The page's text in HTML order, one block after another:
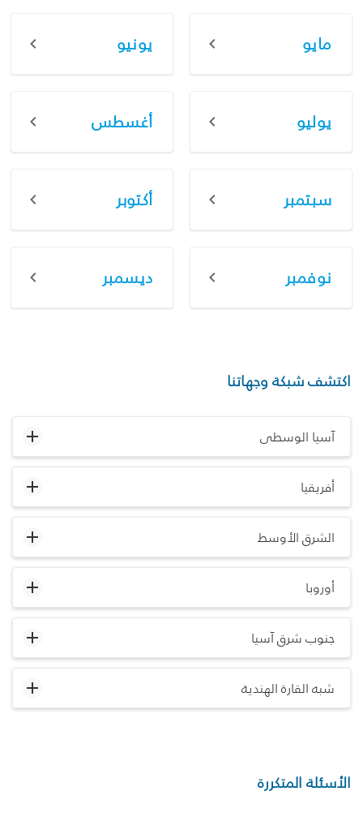
مايو يونيو
يوليو أغسطس
سبتمبر أكتوبر
نوفمبر ديسمبر
اكتشف شبكة وجهاتنا
آسيا الوسطى
أفريقيا
الشرق الأوسط
أوروبا
جنوب شرق آسيا
شبه القارة الهندية
الأسئلة المتكررة